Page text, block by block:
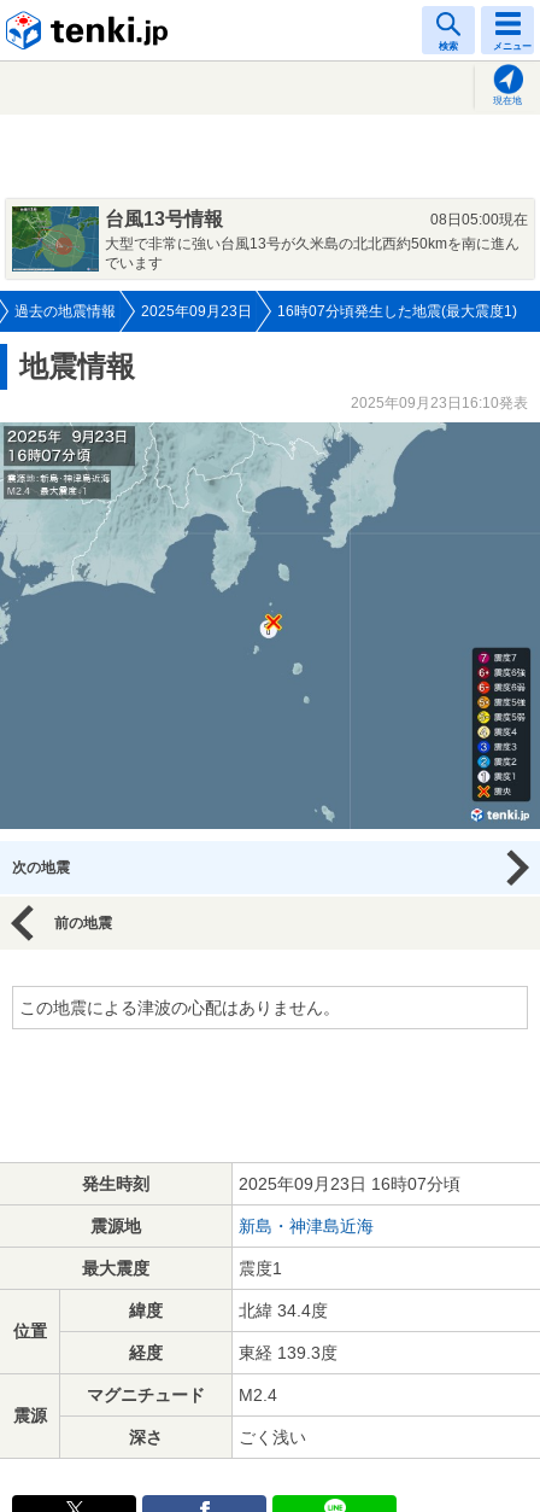
検索 メニュー
現在地
台風13号情報
08日05:00現在
大型で非常に強い台風13号が久米島の北北西約50kmを南に進ん
でいます
過去の地震情報 2025年09月23日 16時07分頃発生した地震(最大震度1)
地震情報
2025年09月23日16:10発表
次の地震
前の地震
この地震による津波の心配はありません。
発生時刻 2025年09月23日 16時07分頃
震源地 新島・神津島近海
最大震度 震度1
位置
緯度 北緯 34.4度
経度 東経 139.3度
震源
マグニチュード M2.4
深さ ごく浅い